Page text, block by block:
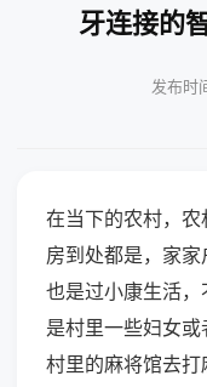
牙连接的
发布时
在当下的农村，
房到处都是，家
也是过小康生活
是村里一些妇女
村里的麻将馆去